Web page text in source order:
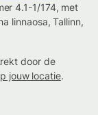
4.1-1/174, met
linnaosa, Tallinn,
door de
jouw locatie.